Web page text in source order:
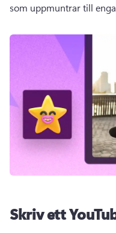
som uppmuntrar till
Skriv ett